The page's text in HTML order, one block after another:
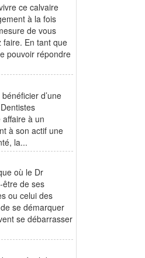
ce calvaire
à la fois
de vous
faire. En tant que
pouvoir répondre
d’une
à un
à son actif une
la...
où le Dr
être de ses
ou celui des
se démarquer
se débarrasser